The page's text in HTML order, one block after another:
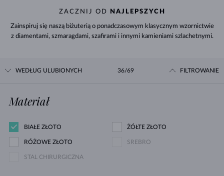
ZACZNIJ OD NAJLEPSZYCH
Zainspiruj się naszą biżuterią o ponadczasowym klasycznym wzornictwie
z diamentami, szmaragdami, szafirami i innymi kamieniami szlachetnymi.
WEDŁUG ULUBIONYCH 36/69 FILTROWANIE
Materiał
BIAŁE ZŁOTO ŻÓŁTE ZŁOTO
RÓŻOWE ZŁOTO SREBRO
STAL CHIRURGICZNA